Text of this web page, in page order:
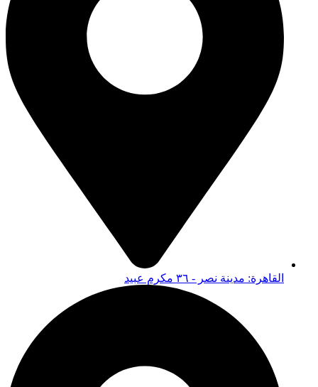
القاهرة: مدينة نصر - ٣٦ مكرم عبيد